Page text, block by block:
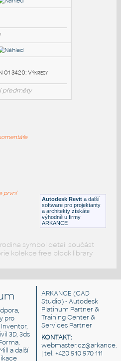
se světly
předmětyAutodesk Revit a další
software pro projektanty
a architekty získáte
výhodně u firmy
ARKANCE
první
symbol detail součást
kolekce free block library
pro
Inventor,
3D, 3ds
a další
ARKANCE (CAD
Studio) - Autodesk
Platinum Partner &
Training Center &
Services Partner
KONTAKT:
| tel. +420 910 970 111